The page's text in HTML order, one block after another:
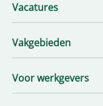
Vacatures
Vakgebieden
Voor werkgevers